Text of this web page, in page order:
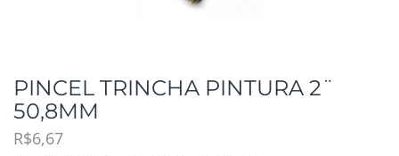
PINCEL TRINCHA PINTURA 2¨
50,8MM
R$6,67